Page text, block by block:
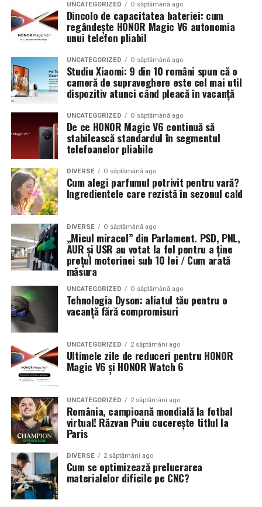
UNCATEGORIZED O săptămână ago
Dincolo de capacitatea bateriei: cum
regândește HONOR Magic V6 autonomia
unui telefon pliabil
UNCATEGORIZED O săptămână ago
Studiu Xiaomi: 9 din 10 români spun că o
cameră de supraveghere este cel mai util
dispozitiv atunci când pleacă în vacanță
UNCATEGORIZED O săptămână ago
De ce HONOR Magic V6 continuă să
stabilească standardul în segmentul
telefoanelor pliabile
DIVERSE O săptămână ago
Cum alegi parfumul potrivit pentru vară?
Ingredientele care rezistă în sezonul cald
DIVERSE O săptămână ago
„Micul miracol” din Parlament. PSD, PNL,
AUR și USR au votat la fel pentru a ține
prețul motorinei sub 10 lei / Cum arată
măsura
UNCATEGORIZED O săptămână ago
Tehnologia Dyson: aliatul tău pentru o
vacanță fără compromisuri
UNCATEGORIZED 2 săptămâni ago
Ultimele zile de reduceri pentru HONOR
Magic V6 și HONOR Watch 6
UNCATEGORIZED 2 săptămâni ago
România, campioană mondială la fotbal
virtual! Răzvan Puiu cucerește titlul la
Paris
DIVERSE 2 săptămâni ago
Cum se optimizează prelucrarea
materialelor dificile pe CNC?